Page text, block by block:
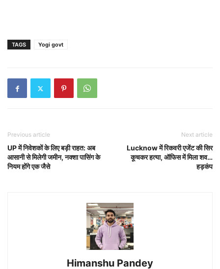
TAGS Yogi govt
Previous article
UP में निवेशकों के लिए बड़ी राहत: अब
आसानी से मिलेगी जमीन, नक्शा पासिंग के
नियम होंगे एक जैसे
Next article
Lucknow में रिकवरी एजेंट की सिर
कूचकर हत्या, ऑफिस में मिला शव…
हड़कंप
Himanshu Pandey